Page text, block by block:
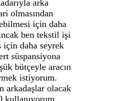
arka
olmasından
için daha
ben tekstil işi
için daha seyrek
süspansiyona
bütçeyle aracın
istiyorum.
arkadaşlar olacak
kullanıyorum.